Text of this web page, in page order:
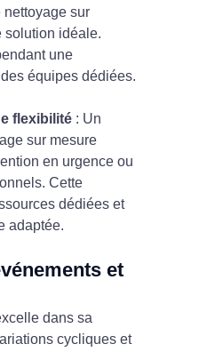
nettoyage sur
solution idéale.
une
équipes dédiées.
flexibilité : Un
sur mesure
en urgence ou
Cette
dédiées et
adaptée.
et
dans sa
cycliques et